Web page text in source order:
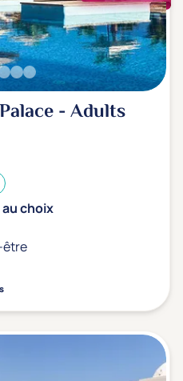
de chez moi
- Adults
choix
être